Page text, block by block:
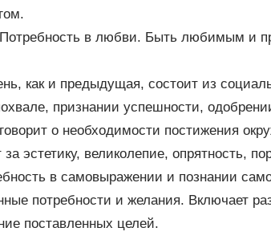
Потребность в любви. Быть любимым и
как и предыдущая, состоит из
признании успешности,
о необходимости постижения
за эстетику, великолепие, опрятность,
в самовыражении и познании
потребности и желания. Включает
поставленных целей.